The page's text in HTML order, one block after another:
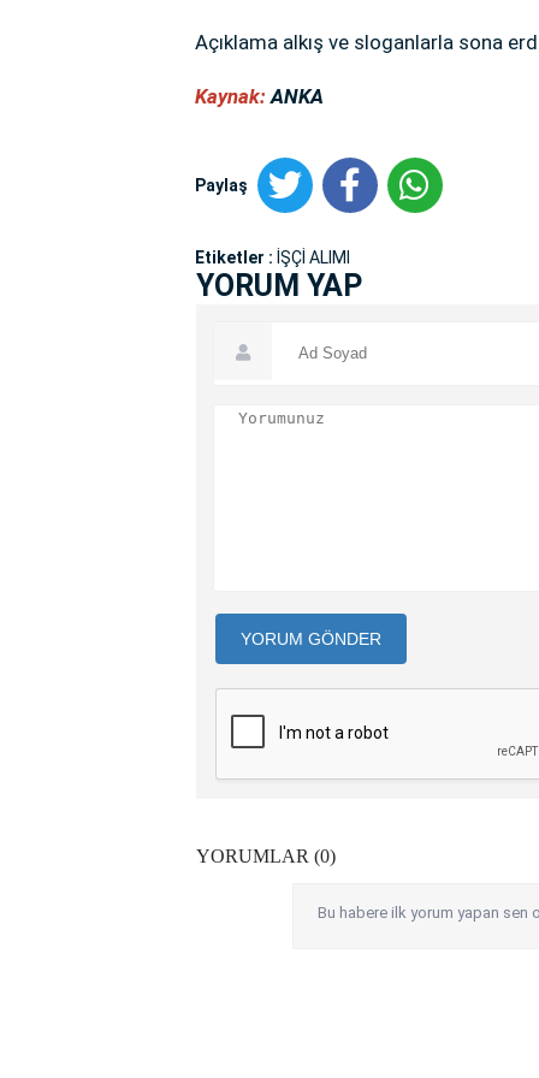
Açıklama alkış ve sloganlarla sona
Kaynak: ANKA
Paylaş
Etiketler : İŞÇİ ALIMI
YORUM YAP
YORUM GÖNDER
YORUMLAR (0)
Bu habere ilk yorum yapan sen